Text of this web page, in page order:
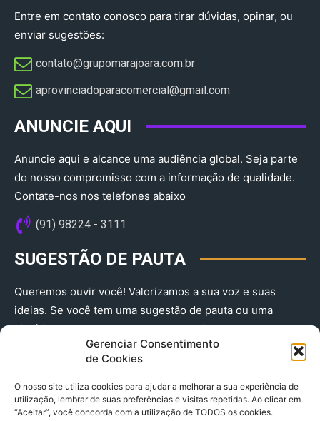
Gerenciar Consentimento
de Cookies
O nosso site utiliza cookies para ajudar a melhorar a sua experiência de
utilização, lembrar de suas preferências e visitas repetidas. Ao clicar em
“Aceitar”, você concorda com a utilização de TODOS os cookies.
Entre em contato conosco para tirar dúvidas, opinar, ou
enviar sugestões:
contato@grupomarajoara.com.br
aprovinciadoparacomercial@gmail.com​
ANUNCIE AQUI
Anuncie aqui e alcance uma audiência global. Seja parte
do nosso compromisso com a informação de qualidade.
Contate-nos nos telefones abaixo
(91) 98224 - 3111
SUGESTÃO DE PAUTA
Queremos ouvir você! Valorizamos a sua voz e suas
ideias. Se você tem uma sugestão de pauta ou uma
história que merece ser contada, envie-nos agora!
(91) 98224 - 3111